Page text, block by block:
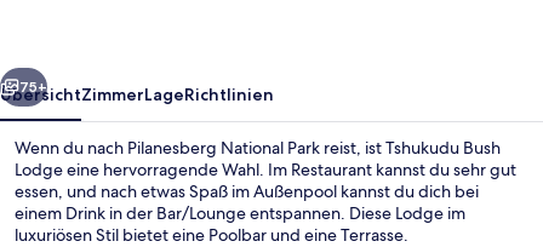
Weiter
75+
ÜbersichtZimmerLageRichtlinien
Wenn du nach Pilanesberg National Park reist, ist Tshukudu Bush
Lodge eine hervorragende Wahl. Im Restaurant kannst du sehr gut
essen, und nach etwas Spaß im Außenpool kannst du dich bei
einem Drink in der Bar/Lounge entspannen. Diese Lodge im
luxuriösen Stil bietet eine Poolbar und eine Terrasse.